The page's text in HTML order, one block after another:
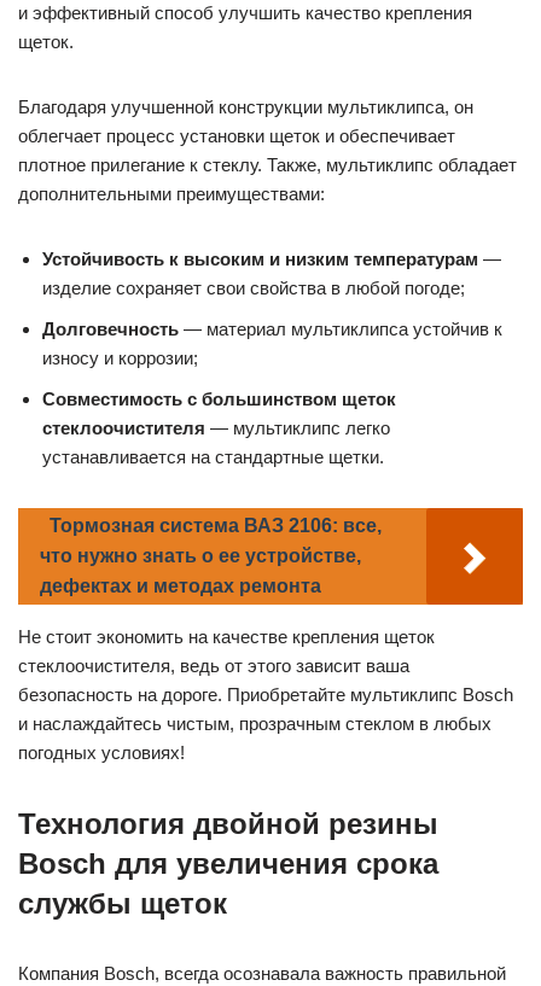
и эффективный способ улучшить качество крепления
щеток.
Благодаря улучшенной конструкции мультиклипса, он
облегчает процесс установки щеток и обеспечивает
плотное прилегание к стеклу. Также, мультиклипс обладает
дополнительными преимуществами:
Устойчивость к высоким и низким температурам —
изделие сохраняет свои свойства в любой погоде;
Долговечность — материал мультиклипса устойчив к
износу и коррозии;
Совместимость с большинством щеток
стеклоочистителя — мультиклипс легко
устанавливается на стандартные щетки.
Тормозная система ВАЗ 2106: все,
что нужно знать о ее устройстве,
дефектах и методах ремонта
Не стоит экономить на качестве крепления щеток
стеклоочистителя, ведь от этого зависит ваша
безопасность на дороге. Приобретайте мультиклипс Bosch
и наслаждайтесь чистым, прозрачным стеклом в любых
погодных условиях!
Технология двойной резины
Bosch для увеличения срока
службы щеток
Компания Bosch, всегда осознавала важность правильной